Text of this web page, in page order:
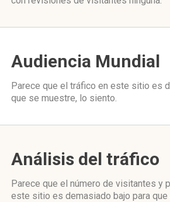
Audiencia Mundial
Parece que el tráfico en este sitio es
que se muestre, lo siento.
Análisis del tráfico
Parece que el número de visitantes y
este sitio es demasiado bajo para